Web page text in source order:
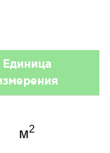
Единица
м2